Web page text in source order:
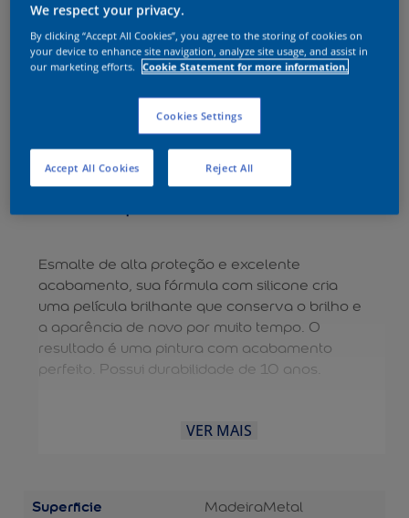
Esmalte de alta proteção e excelente
acabamento, sua fórmula com silicone cria
uma película brilhante que conserva o brilho e
a aparência de novo por muito tempo. O
resultado é uma pintura com acabamento
perfeito. Possui durabilidade de 10 anos.
VER MAIS
Superficie MadeiraMetal
We respect your privacy.
By clicking “Accept All Cookies”, you agree to the storing of cookies on
your device to enhance site navigation, analyze site usage, and assist in
our marketing efforts.
Cookie Statement for more information.
Cookies Settings
Reject All
Accept All Cookies